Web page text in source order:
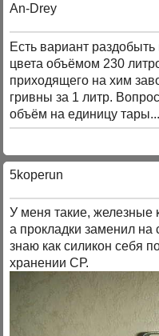
An-Drey
Есть вариант
цвета объёмом 230
приходящего на хим
гривны за 1 литр.
объём на единицу тары...
5koperun
У меня такие,
а прокладки заменил на
знаю как силикон себя
хранении СР.